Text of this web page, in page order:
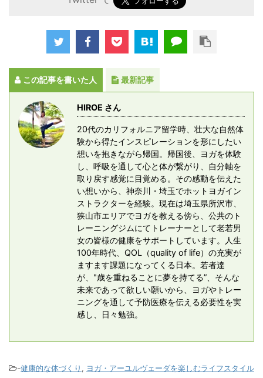
この記事を書いた人 最新記事
HIROE さん
20代のカリフォルニア留学時、壮大な自然体
験から得たインスピレーションを形にしたい
想いを抱きながら帰国。帰国後、ヨガを体験
し、呼吸を通して心と体が繋がり、自分軸を
取り戻す感覚に目覚める。その感動を伝えた
い想いから、神奈川・埼玉でホットヨガイン
ストラクターを経験。現在は埼玉県所沢市、
狭山市エリアでヨガを教える傍ら、公共のト
レーニングジムにてトレーナーとして老若男
女の皆様の健康をサポートしています。人生
100年時代、QOL（quality of life）の充実が
ますます課題になってくる日本。若者達
が、"歳を重ねることに夢を持てる”、そんな
未来であって欲しい願いから、ヨガやトレー
ニングを通して予防医療を伝える必要性を実
感し、日々勉強。
-健康的な体づくり , ヨガ・アーユルヴェーダを楽しむライフスタイル